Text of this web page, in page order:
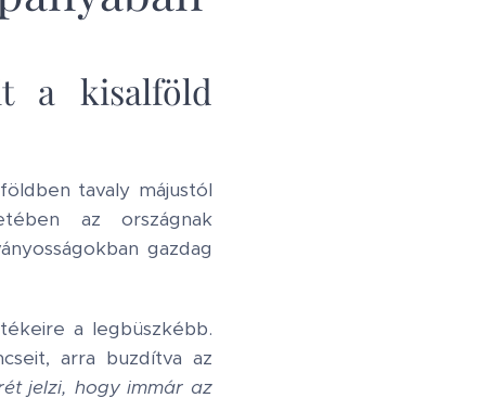
a kisalföld
tavaly májustól
az országnak
gazdag
a legbüszkébb.
arra buzdítva az
jelzi, hogy immár az